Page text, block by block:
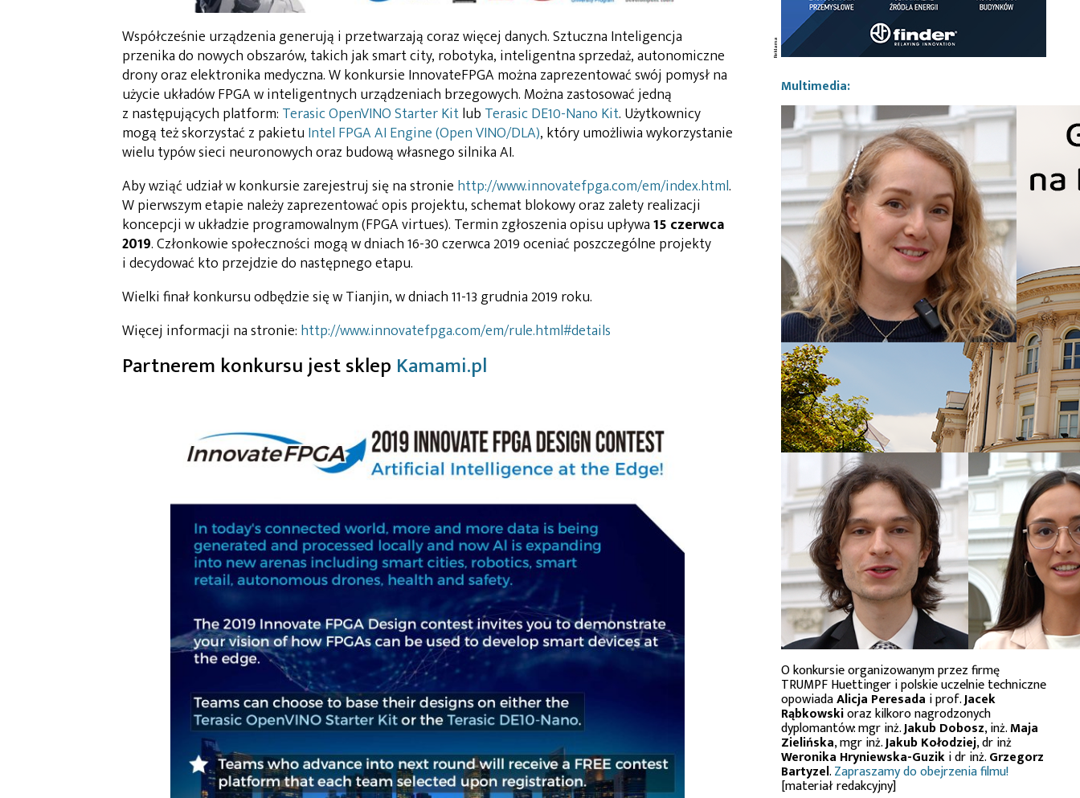
Współcześnie urządzenia generują i przetwarzają coraz więcej danych. Sztuczna Inteligencja
przenika do nowych obszarów, takich jak smart city, robotyka, inteligentna sprzedaż, autonomiczne
drony oraz elektronika medyczna. W konkursie InnovateFPGA można zaprezentować swój pomysł na
użycie układów FPGA w inteligentnych urządzeniach brzegowych. Można zastosować jedną
z następujących platform: Terasic OpenVINO Starter Kitlub Terasic DE10-Nano Kit. Użytkownicy
mogą też skorzystać z pakietu Intel FPGA AI Engine (Open VINO/DLA), który umożliwia wykorzystanie
wielu typów sieci neuronowych oraz budową własnego silnika AI.
Aby wziąć udział w konkursie zarejestruj się na stronie http://www.innovatefpga.com/em/index.html.
W pierwszym etapie należy zaprezentować opis projektu, schemat blokowy oraz zalety realizacji
koncepcji w układzie programowalnym (FPGA virtues). Termin zgłoszenia opisu upływa15 czerwca
2019. Członkowie społeczności mogą w dniach 16-30 czerwca 2019 oceniać poszczególne projekty
i decydować kto przejdzie do następnego etapu.
Wielki finał konkursu odbędzie się w Tianjin, w dniach 11-13 grudnia 2019 roku.
Więcej informacji na stronie: http://www.innovatefpga.com/em/rule.html#details
Partnerem konkursu jest sklep Kamami.pl
Multimedia:
O konkursie organizowanym przez firmę
TRUMPF Huettinger i polskie uczelnie techniczne
opowiadaAlicja Peresada i prof.Jacek
Rąbkowskioraz kilkoro nagrodzonych
dyplomantów: mgr inż.Jakub Dobosz, inż.Maja
Zielińska, mgr inż.Jakub Kołodziej, dr inż
Weronika Hryniewska-Guziki dr inż.Grzegorz
Bartyzel.Zapraszamy do obejrzenia filmu!
[materiał redakcyjny]